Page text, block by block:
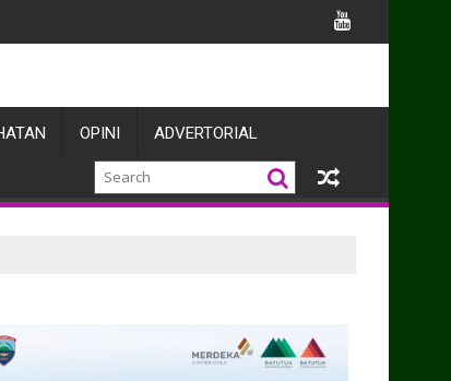
Penegakan Hukum dan Harkamtibmas
OPINI ADVERTORIAL